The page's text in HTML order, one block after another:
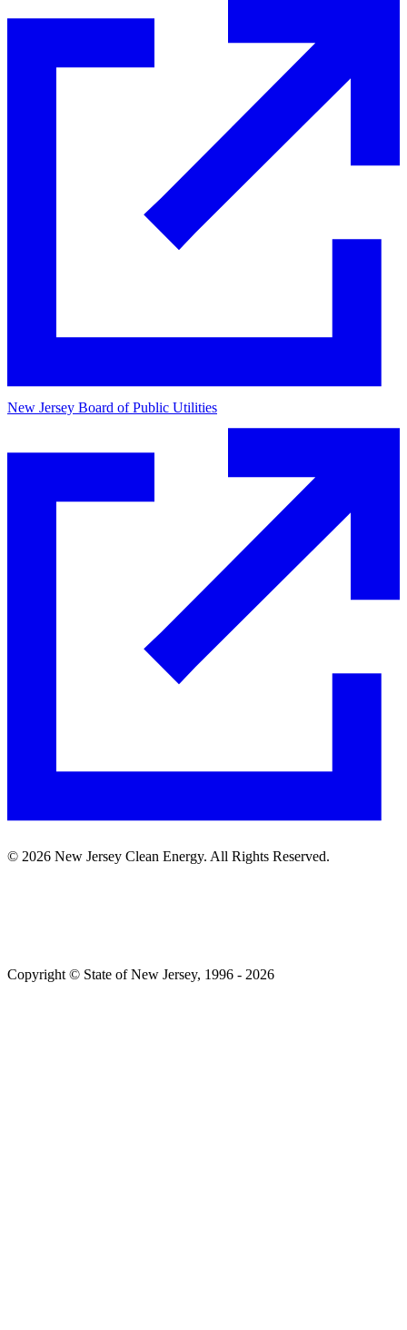
New Jersey Board of Public Utilities
© 2026 New Jersey Clean Energy. All Rights Reserved.​​​​‌ ‍ ​‍​‍‌‍ ‌ ​‍‌‍‍‌‌‍‌ ‌‍‍‌‌‍ ‍​‍​‍​ ‍‍​‍​‍‌ ​ ‌‍​‌‌‍ ‍‌‍‍‌‌ ‌​‌ ‍‌​‍ ‍‌‍‍‌‌‍ ​‍​‍​‍ ​​‍​‍‌‍‍​‌ ​‍‌‍‌‌‌‍‌‍​‍​‍​ ‍‍​‍​‍‌‍‍​‌ ‌​‌ ‌​‌ ​​​ ‍‍​‍ ​‍ ‌‍ ​‌‍ ‌‍​ ‌‍​‌‌‍ ​‌‍‍​‌‍ ‌ ​ ‌ ‌​​ ‍‍​ ​ ​ ​ ​ ​ ​ ​ ​‍ ‌‍‍‌‌‍ ‍‌ ‌​‌‍‌‌‌‍ ‍‌ ‌​​‍ ‌‍‌‌‌‍‌​‌‍‍‌‌ ‌​​‍ ‌‍ ‌‌‍ ‌‍‌​‌‍‌‌​ ‌‌ ​​‌ ​‍‌‍‌‌‌ ​ ‌‍‌‌‌‍ ‍‌ ‌​‌‍​‌‌ ‌​‌‍‍‌‌‍ ‌‍ ‍​ ‍ ‌‍‍‌‌‍‌​​ ‌‌ ​ ‌‍‍‌‌ ‌​‌‍‌‌‌​‌‍‌‍ ‌‍ ‌ ‌​‌‍‌‌‌ ​‍​ ‍ ‌ ‌​‌ ‍‌‌ ​​‌‍‌‌​ ‌‌‍‌‍‌‍ ‌‍ ‌ ‌​‌‍‌‌‌ ​‍​ ‍ ‌ ​​‌‍​‌‌ ‌​‌‍‍​​ ‌‌‍ ​‌‍‌‌‌‍‌ ‌‍​‌‌‍ ​​‍ ‍‌ ‌​‌‍‌‌‌ ‍​‌ ‌​​ ‌‍​‍‌‍​‌‌ ​ ‌‍‌‌‌‌‌‌‌ ​‍‌‍ ​​ ‌‌‍‍​‌ ‌​‌ ‌​‌ ​​​‍‌‌​ ​ ‌​​‌​‍‌‌​ ​‍‌​‌‍​‍‌‌​ ​‍‌​‌‍‌‍ ​‌‍ ‌‍​ ‌‍​‌‌‍ ​‌‍‍​‌‍ ‌ ​ ‌ ‌​​‍‌‌​ ​ ‌​​‌​ ​ ​ ​ ​ ​ ​ ​ ​‍‌‍‌‍‍‌‌‍‌​​ ‌‌ ​ ‌‍‍‌‌ ‌​‌‍‌‌‌​‌‍‌‍ ‌‍ ‌ ‌​‌‍‌‌‌ ​‍​‍‌‍‌ ‌​‌ ‍‌‌ ​​‌‍‌‌​ ‌‌‍‌‍‌‍ ‌‍ ‌ ‌​‌‍‌‌‌ ​‍​‍‌‍‌ ​​‌‍​‌‌ ‌​‌‍‍​​ ‌‌‍ ​‌‍‌‌‌‍‌ ‌‍​‌‌‍ ​​‍ ‍‌ ‌​‌‍‌‌‌ ‍​‌ ‌​​‍‌‍‌ ​​‌‍‌‌‌ ​‍‌ ​ ‌ ​​‌‍‌‌‌‍​ ‌ ‌​‌‍‍‌‌ ‌‍‌‍‌‌​ ‌‌ ​​‌ ‌‌‌‍​‍‌‍ ​‌‍‍‌‌ ​ ‌‍‍​‌‍‌‌‌‍‌​​‍​‍‌ ‌
Copyright © State of New Jersey, 1996 -​​​​‌ ‍ ​‍​‍‌‍ ‌ ​‍‌‍‍‌‌‍‌ ‌‍‍‌‌‍ ‍​‍​‍​ ‍‍​‍​‍‌ ​ ‌‍​‌‌‍ ‍‌‍‍‌‌ ‌​‌ ‍‌​‍ ‍‌‍‍‌‌‍ ​‍​‍​‍ ​​‍​‍‌‍‍​‌ ​‍‌‍‌‌‌‍‌‍​‍​‍​ ‍‍​‍​‍‌‍‍​‌ ‌​‌ ‌​‌ ​​​ ‍‍​‍ ​‍ ‌‍ ​‌‍ ‌‍​ ‌‍​‌‌‍ ​‌‍‍​‌‍ ‌ ​ ‌ ‌​​ ‍‍​ ​ ​ ​ ​ ​ ​ ​ ​‍ ‌‍‍‌‌‍ ‍‌ ‌​‌‍‌‌‌‍ ‍‌ ‌​​‍ ‌‍‌‌‌‍‌​‌‍‍‌‌ ‌​​‍ ‌‍ ‌‌‍ ‌‍‌​‌‍‌‌​ ‌‌ ​​‌ ​‍‌‍‌‌‌ ​ ‌‍‌‌‌‍ ‍‌ ‌​‌‍​‌‌ ‌​‌‍‍‌‌‍ ‌‍ ‍​ ‍ ‌‍‍‌‌‍‌​​ ‌‌‍ ‍‌‍‍‍‌​‌ ‌‍ ‌ ‌‍‌​ ​‌‍​‌‌ ‍‌‌‍ ‌ ‌‌‌ ‌​​ ‍ ‌ ‌​‌ ‍‌‌ ​​‌‍‌‌​ ‌‌‍ ‍‌‍‍‍‌‍ ​‌‍​‌‌ ‍‌‌‍ ‌ ‌‌‌ ‌​​ ‍ ‌ ​​‌‍​‌‌ ‌​‌‍‍​​ ‌‌‍‌‍‌‍ ‌‍ ‌ ‌​‌‍‌‌‌ ​‍​‍ ‍‌‍ ​‌‍‌‌‌‍‌ ‌‍​‌‌‍ ​​ ‌‍​‍‌‍​‌‌ ​ ‌‍‌‌‌‌‌‌‌ ​‍‌‍ ​​ ‌‌‍‍​‌ ‌​‌ ‌​‌ ​​​‍‌‌​ ​ ‌​​‌​‍‌‌​ ​‍‌​‌‍​‍‌‌​ ​‍‌​‌‍‌‍ ​‌‍ ‌‍​ ‌‍​‌‌‍ ​‌‍‍​‌‍ ‌ ​ ‌ ‌​​‍‌‌​ ​ ‌​​‌​ ​ ​ ​ ​ ​ ​ ​ ​‍‌‍‌‍‍‌‌‍‌​​ ‌‌‍ ‍‌‍‍‍‌​‌ ‌‍ ‌ ‌‍‌​ ​‌‍​‌‌ ‍‌‌‍ ‌ ‌‌‌ ‌​​‍‌‍‌ ‌​‌ ‍‌‌ ​​‌‍‌‌​ ‌‌‍ ‍‌‍‍‍‌‍ ​‌‍​‌‌ ‍‌‌‍ ‌ ‌‌‌ ‌​​‍‌‍‌ ​​‌‍​‌‌ ‌​‌‍‍​​ ‌‌‍‌‍‌‍ ‌‍ ‌ ‌​‌‍‌‌‌ ​‍​‍ ‍‌‍ ​‌‍‌‌‌‍‌ ‌‍​‌‌‍ ​​‍‌‍‌ ​​‌‍‌‌‌ ​‍‌ ​ ‌ ​​‌‍‌‌‌‍​ ‌ ‌​‌‍‍‌‌ ‌‍‌‍‌‌​ ‌‌ ​​‌ ‌‌‌‍​‍‌‍ ​‌‍‍‌‌ ​ ‌‍‍​‌‍‌‌‌‍‌​​‍​‍‌ ‌ 2026